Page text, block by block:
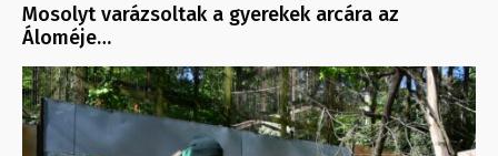
Mosolyt varázsoltak a gyerekek arcára az
Áloméje…